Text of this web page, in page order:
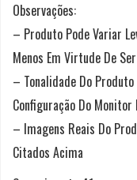
Observações:
– Produto Pode Variar
Menos Em Virtude De
– Tonalidade Do
Configuração Do
– Imagens Reais Do
Citados Acima